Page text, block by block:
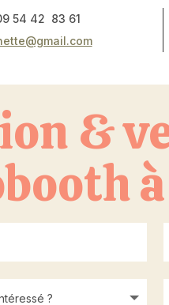
54 42 83 61
&
à